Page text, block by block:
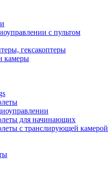
с пультом
гексакоптеры
камеры
для начинающих
с транслирующей камерой